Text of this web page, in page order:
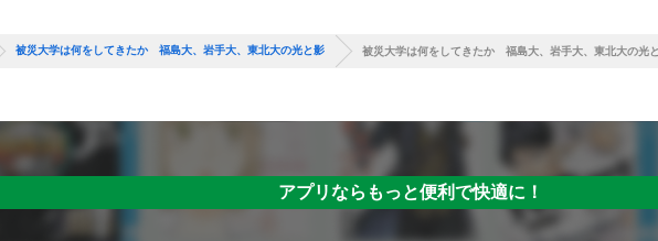
被災大学は何をしてきたか 福島大、岩手大、東北大の光と影 被災大学は何をしてきたか 福島大、岩手大、東北大の光
アプリならもっと便利で快適に！